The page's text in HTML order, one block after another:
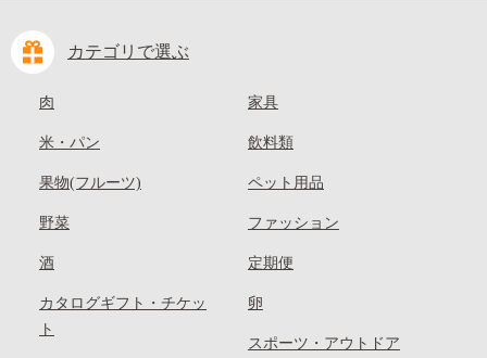
カテゴリで選ぶ
肉
米・パン
果物(フルーツ)
野菜
酒
カタログギフト・チケッ
ト
家具
飲料類
ペット用品
ファッション
定期便
卵
スポーツ・アウトドア